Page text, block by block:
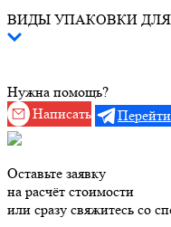
ВИДЫ УПАКОВКИ
Нужна помощь?
Написать
Оставьте заявку
на расчёт стоимости
или сразу свяжитесь со